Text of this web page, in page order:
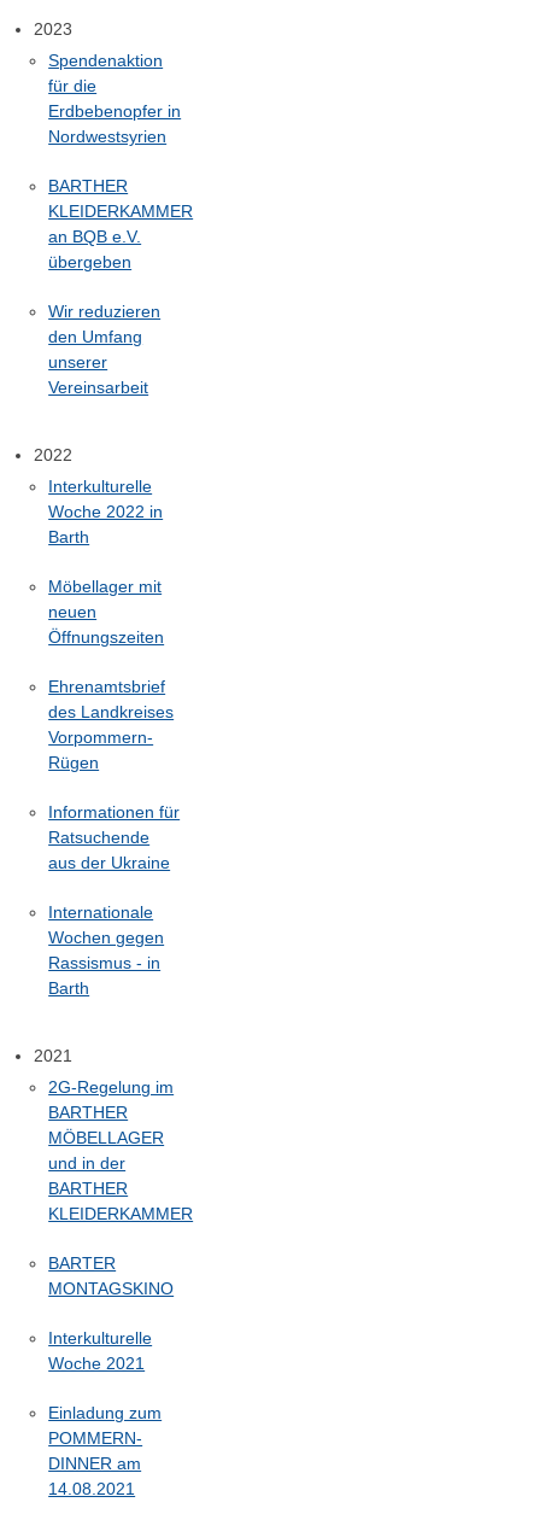
2023
Spendenaktion
für die
Erdbebenopfer in
Nordwestsyrien
BARTHER
KLEIDERKAMMER
an BQB e.V.
übergeben
Wir reduzieren
den Umfang
unserer
Vereinsarbeit
2022
Interkulturelle
Woche 2022 in
Barth
Möbellager mit
neuen
Öffnungszeiten
Ehrenamtsbrief
des Landkreises
Vorpommern-
Rügen
Informationen für
Ratsuchende
aus der Ukraine
Internationale
Wochen gegen
Rassismus - in
Barth
2021
2G-Regelung im
BARTHER
MÖBELLAGER
und in der
BARTHER
KLEIDERKAMMER
BARTER
MONTAGSKINO
Interkulturelle
Woche 2021
Einladung zum
POMMERN-
DINNER am
14.08.2021